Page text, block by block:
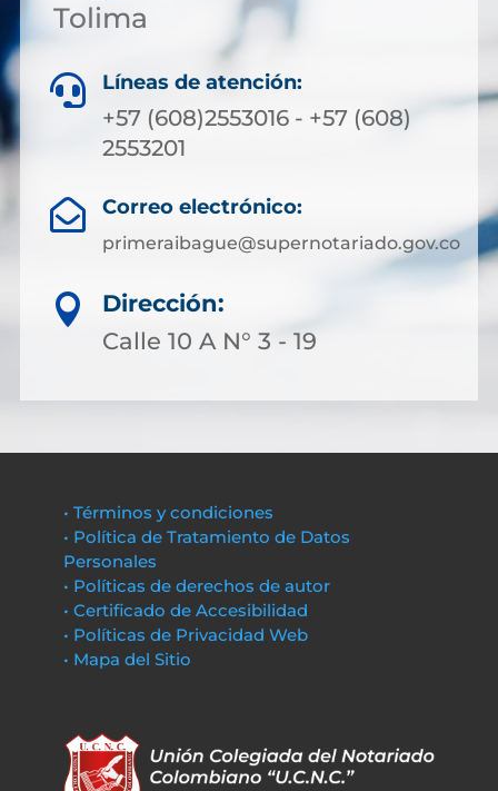
Tolima
 Líneas de atención:
+57 (608)2553016 - +57 (608)
2553201
 Correo electrónico:
primeraibague@supernotariado.gov.co

Dirección:
Calle 10 A N° 3 - 19
• Términos y condiciones
• Política de Tratamiento de Datos
Personales
• Políticas de derechos de autor
• Certificado de Accesibilidad
• Políticas de Privacidad Web
• Mapa del Sitio